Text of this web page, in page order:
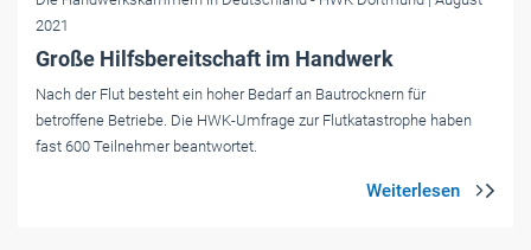
2021
Große Hilfsbereitschaft im Handwerk
Nach der Flut besteht ein hoher Bedarf an Bautrocknern für
betroffene Betriebe. Die HWK-Umfrage zur Flutkatastrophe haben
fast 600 Teilnehmer beantwortet.